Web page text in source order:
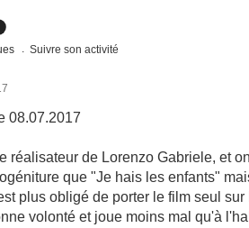
Suivre son activité
08.07.2017
réalisateur de Lorenzo Gabriele, et
que "Je hais les enfants"
plus obligé de porter le film seul sur
volonté et joue moins mal qu'à